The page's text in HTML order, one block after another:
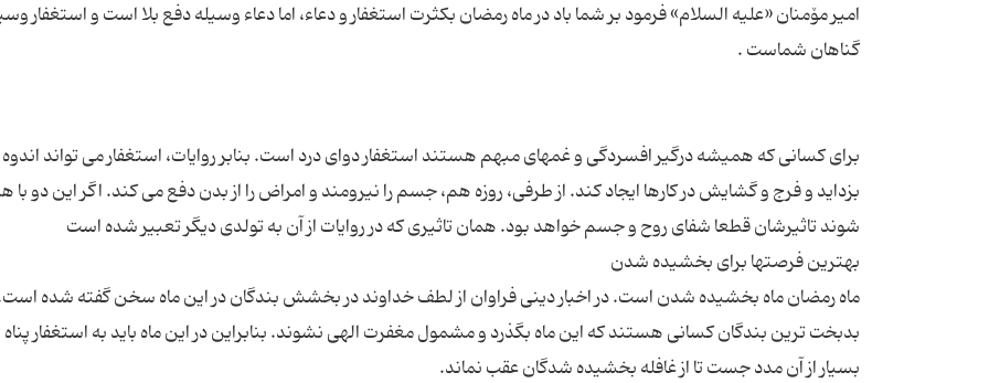
امیر مۆمنان «علیه السلام» فرمود بر شما باد در ماه‏ رمضان بكثرت استغفار و دعاء، اما دعاء وسیله دفع بلا است و استغفار
برای کسانی که همیشه درگیر افسردگی و غمهای مبهم هستند استغفار دوای درد است. بنابر روایات، استغفار می تواند اندوه
بزداید و فرج و گشایش در کارها ایجاد کند. از طرفی، روزه هم، جسم را نیرومند و امراض را از بدن دفع می کند. اگر این دو
ماه رمضان ماه بخشیده شدن است. در اخبار دینی فراوان از لطف خداوند در بخشش بندگان در این ماه سخن گفته شده
بدبخت ترین بندگان کسانی هستند که این ماه بگذرد و مشمول مغفرت الهی نشوند. بنابراین در این ماه باید به استغفار پناه